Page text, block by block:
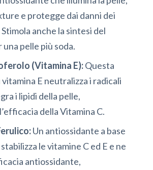
e protegge dai danni dei
anche la sintesi del
pelle più soda.
(Vitamina E):Questa
E neutralizza i radicali
i lipidi della pelle,
della Vitamina C.
Un antiossidante a base
le vitamine C ed E e ne
antiossidante,